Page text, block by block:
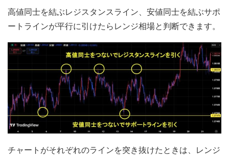
高値同士を結ぶレジスタンスライン、安値同士を結ぶサポ
ートラインが平行に引けたらレンジ相場と判断できます。
チャートがそれぞれのラインを突き抜けたときは、レンジ